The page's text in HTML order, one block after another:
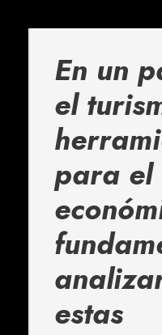
En un
el
para el
estas